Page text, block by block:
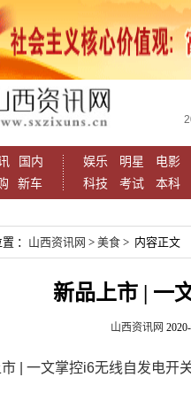
国内
新车
娱乐 明星
电影
科技
考试 本科
： 山西资讯网 > 美食 > 内容正文
新品上市 | 一
山西资讯网